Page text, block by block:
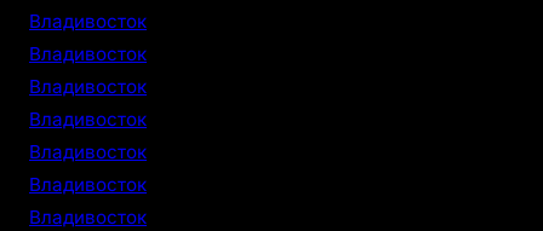
Владивосток
Владивосток
Владивосток
Владивосток
Владивосток
Владивосток
Владивосток